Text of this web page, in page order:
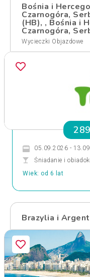
Bośnia i
Czarnogóra,
(HB), , Bośnia i
Czarnogóra,
Wycieczki Objazdowe
05.09.2026 -
Śniadanie i
Wiek: od 6 lat
Brazylia i